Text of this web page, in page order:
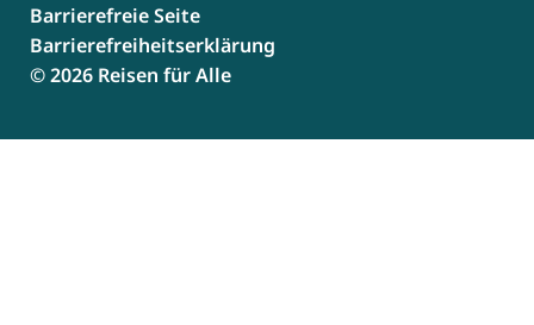
© 2026 Reisen für Alle
Barrierefreie Seite
Barrierefreiheitserklärung